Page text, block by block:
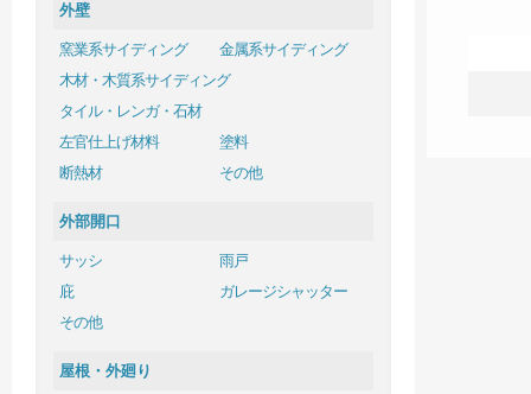
外壁
窯業系サイディング
金属系サイディング
木材・木質系サイディング
タイル・レンガ・石材
左官仕上げ材料
塗料
断熱材
その他
外部開口
サッシ
雨戸
庇
ガレージシャッター
その他
屋根・外廻り